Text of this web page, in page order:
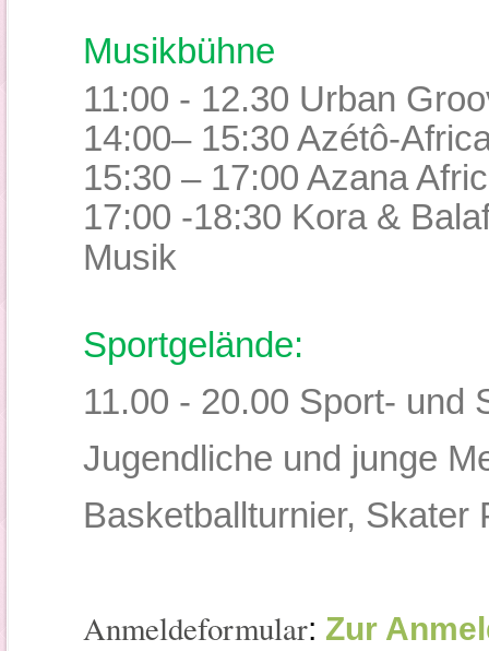
Musikbühne
11:00 - 12.30 Urban
14:00– 15:30 Azétô-
15:30 – 17:00 Azana
17:00 -18:30 Kora &
Musik
Sportgelände:
11.00 - 20.00 Sport- und
Jugendliche und junge
Basketballturnier, Skater
Anmeldeformular: Zur